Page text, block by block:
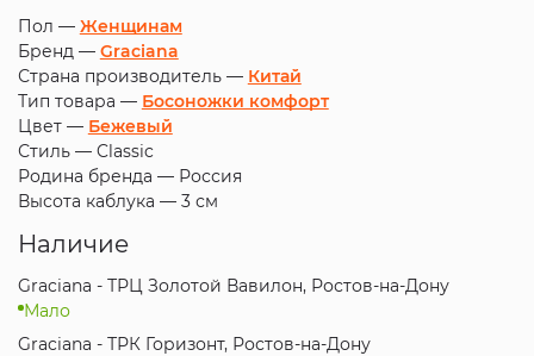
Пол — Женщинам
Бренд — Graciana
Страна производитель — Китай
Тип товара — Босоножки комфорт
Цвет — Бежевый
Стиль — Classic
Родина бренда — Россия
Высота каблука — 3 см
Наличие
Graciana - ТРЦ Золотой Вавилон, Ростов-на-Дону
Мало
Graciana - ТРК Горизонт, Ростов-на-Дону